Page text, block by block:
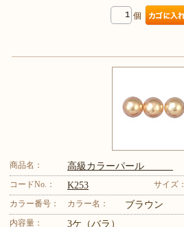
個
商品名： 高級カラーパール
コードNo.： K253 サイズ：
カラー番号： カラー名： ブラウン
内容量： 3ケ（バラ）